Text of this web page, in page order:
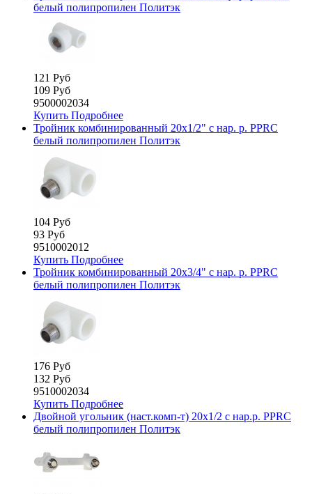
белый полипропилен Политэк
121 Руб
109 Руб
9500002034
Купить Подробнее
Тройник комбинированный 20х1/2" с нар. р. PPRC
белый полипропилен Политэк
104 Руб
93 Руб
9510002012
Купить Подробнее
Тройник комбинированный 20х3/4" с нар. р. PPRC
белый полипропилен Политэк
176 Руб
132 Руб
9510002034
Купить Подробнее
Двойной угольник (наст.комп-т) 20х1/2 с нар.р. PPRC
белый полипропилен Политэк